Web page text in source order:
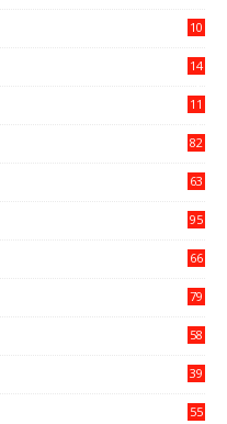
10
14
11
82
63
95
66
79
58
39
55